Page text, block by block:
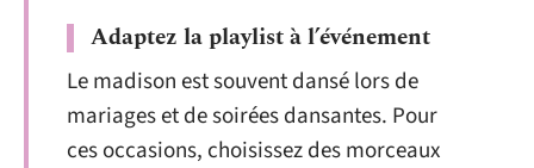
Adaptez la playlist à l’événement
Le madison est souvent dansé lors de
mariages et de soirées dansantes. Pour
ces occasions, choisissez des morceaux